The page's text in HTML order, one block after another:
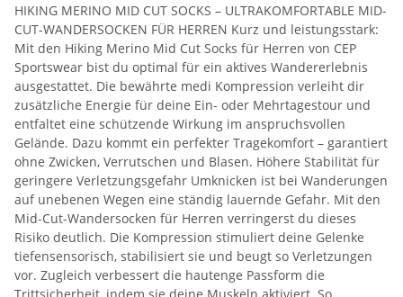
HIKING MERINO MID CUT SOCKS – ULTRAKOMFORTABLE MID-
CUT-WANDERSOCKEN FÜR HERREN Kurz und leistungsstark:
Mit den Hiking Merino Mid Cut Socks für Herren von CEP
Sportswear bist du optimal für ein aktives Wandererlebnis
ausgestattet. Die bewährte medi Kompression verleiht dir
zusätzliche Energie für deine Ein- oder Mehrtagestour und
entfaltet eine schützende Wirkung im anspruchsvollen
Gelände. Dazu kommt ein perfekter Tragekomfort – garantiert
ohne Zwicken, Verrutschen und Blasen. Höhere Stabilität für
geringere Verletzungsgefahr Umknicken ist bei Wanderungen
auf unebenen Wegen eine ständig lauernde Gefahr. Mit den
Mid-Cut-Wandersocken für Herren verringerst du dieses
Risiko deutlich. Die Kompression stimuliert deine Gelenke
tiefensensorisch, stabilisiert sie und beugt so Verletzungen
vor. Zugleich verbessert die hautenge Passform die